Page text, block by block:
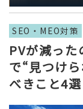
SEO・MEO対策
PVが減っ
で“見つけ
べきこと4選